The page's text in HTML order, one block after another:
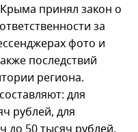
принял закон о
за
фото и
последствий
региона.
для
рублей, для